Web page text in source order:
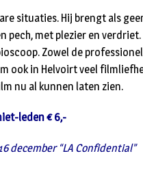
situaties. Hij brengt als
pech, met plezier en verdriet.
Zowel de
ook in Helvoirt veel
nu al kunnen laten zien.
leden € 6,-
december “LA Confidential”